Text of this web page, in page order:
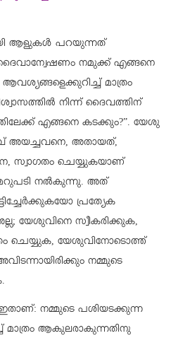
ആളുകൾ പറയുന്നത്
നമുക്ക് എങ്ങനെ
മാത്രം
നിന്ന് ദൈവത്തിന്
എങ്ങനെ കടക്കും?”. യേശു
അയച്ചവനെ, അതായത്,
സ്വാഗതം ചെയ്യുകയാണ്
നൽകുന്നു. അത്
പ്രത്യേക
യേശുവിനെ സ്വീകരിക്കുക,
ചെയ്യുക, യേശുവിനോടൊത്ത്
നമ്മുടെ
നമ്മുടെ പശിയടക്കുന്ന
മാത്രം ആകുലരാകുന്നതിനു